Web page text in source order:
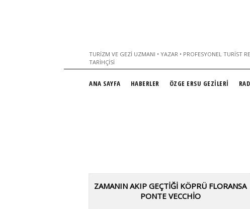
TURIZM VE GEZI UZMANI • YAZAR • PROFESYONEL TURIST
TARIHÇISI
ANA SAYFA HABERLER ÖZGE ERSU GEZİLERİ
ZAMANIN AKIP GEÇTIĞI KÖPRÜ FLORANSA
PONTE VECCHIO